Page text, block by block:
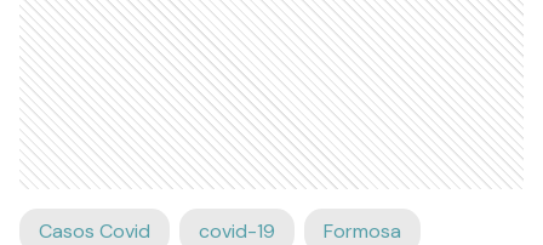
Casos Covid covid-19 Formosa